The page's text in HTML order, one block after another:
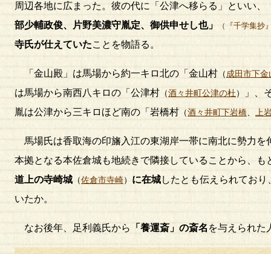
周辺各地に広まった。彼の代に「公津へ移らる」といい、
部少輔政俊、片野美濃守胤定、御供申せし也」
（『千学集抄
寺氏が仕えていたことを物語る。
「金山殿」は馬場から約一キロ北の「金山村 （成田市下金
は馬場から南西八キロの「公津村 （酒々井町公津の杜）
」、
胤は公津から三キロほど南の「岩橋村 （酒々井町下岩橋 上
馬場氏は香取海の印旛入江の東湖岸一帯に南北に勢力を
本拠となる本佐倉城も地続きで隣接していることから、
道上の寺崎城 （佐倉市寺崎） に在城したとも伝えられてお
いたか。
なお後年、足利義氏から 「養運斎」の斎名 を与えられた